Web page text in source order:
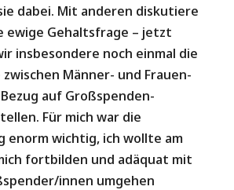
dabei. Mit anderen diskutiere
ewige Gehaltsfrage – jetzt
insbesondere noch einmal die
Männer- und Frauen-
auf Großspenden-
Für mich war die
enorm wichtig, ich wollte am
fortbilden und adäquat mit
innen umgehen